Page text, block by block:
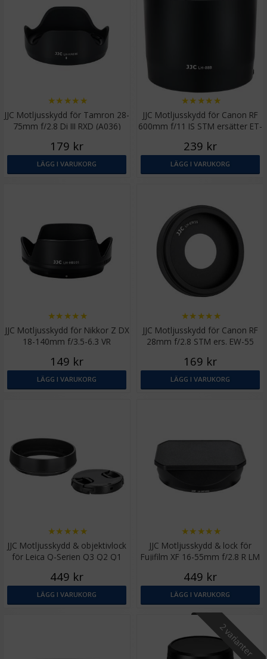
JJC Motljusskydd för Tamron 28-
75mm f/2.8 Di III RXD (A036)
★★★★★
179 kr
LÄGG I VARUKORG
JJC Motljusskydd för Canon RF
600mm f/11 IS STM ersätter ET-
★★★★★
239 kr
LÄGG I VARUKORG
JJC Motljusskydd för Nikkor Z DX
18-140mm f/3.5-6.3 VR
★★★★★
149 kr
LÄGG I VARUKORG
JJC Motljusskydd för Canon RF
28mm f/2.8 STM ers. EW-55
★★★★★
169 kr
LÄGG I VARUKORG
JJC Motljusskydd & objektivlock
för Leica Q-Serien Q3 Q2 Q1
★★★★★
449 kr
LÄGG I VARUKORG
JJC Motljusskydd & lock för
Fujifilm XF 16-55mm f/2.8 R LM
★★★★★
449 kr
LÄGG I VARUKORG
2 varianter